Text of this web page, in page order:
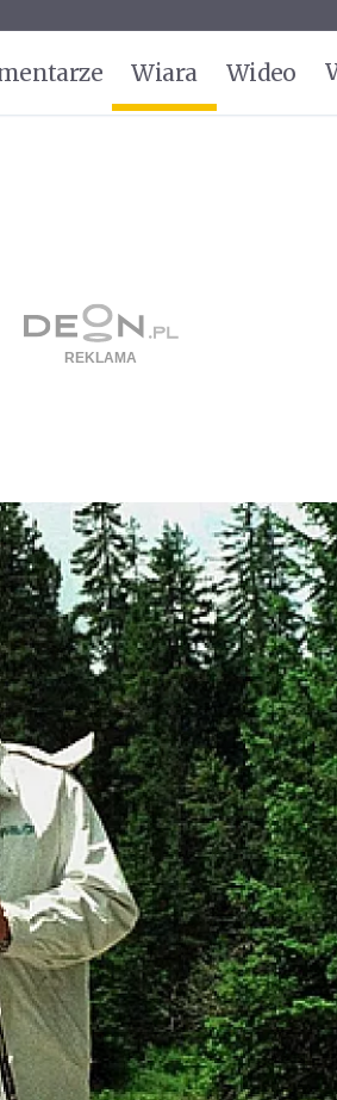
Wiara Wideo